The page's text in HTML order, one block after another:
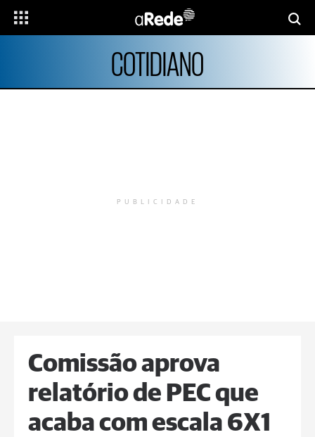
COTIDIANO
PUBLICIDADE
Comissão aprova
relatório de PEC que
acaba com escala 6X1